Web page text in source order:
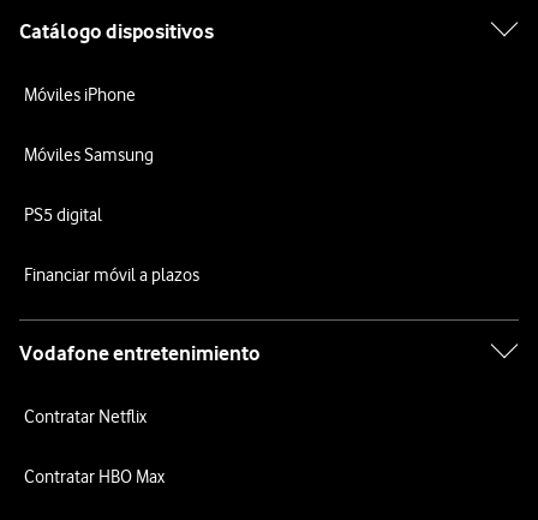
Catálogo dispositivos
Móviles iPhone
Móviles Samsung
PS5 digital
Financiar móvil a plazos
Vodafone entretenimiento
Contratar Netflix
Contratar HBO Max